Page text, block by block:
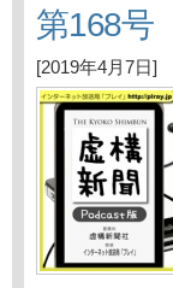
第168号
[2019年4月7日]